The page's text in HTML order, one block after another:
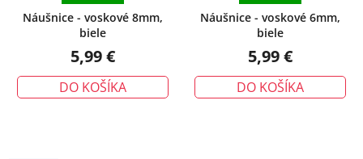
Náušnice - voskové 8mm,
biele
5,99 €
DO KOŠÍKA
Náušnice - voskové 6mm,
biele
5,99 €
DO KOŠÍKA